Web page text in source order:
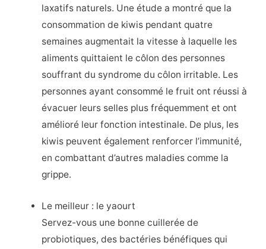
laxatifs naturels. Une étude a montré que la
consommation de kiwis pendant quatre
semaines augmentait la vitesse à laquelle les
aliments quittaient le côlon des personnes
souffrant du syndrome du côlon irritable. Les
personnes ayant consommé le fruit ont réussi à
évacuer leurs selles plus fréquemment et ont
amélioré leur fonction intestinale. De plus, les
kiwis peuvent également renforcer l’immunité,
en combattant d’autres maladies comme la
grippe.
Le meilleur : le yaourt
Servez-vous une bonne cuillerée de
probiotiques, des bactéries bénéfiques qui